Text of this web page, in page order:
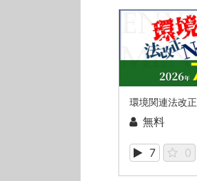
無料
7 0